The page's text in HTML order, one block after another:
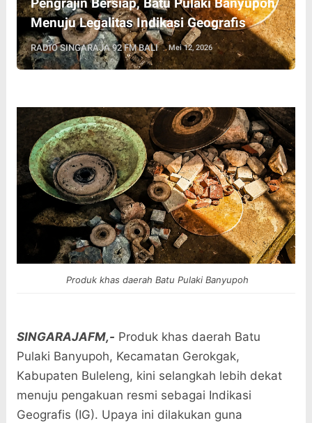
Menuju Legalitas Indikasi Geografis
RADIO SINGARAJA 92 FM BALI Mei 12, 2026
Produk khas daerah Batu Pulaki Banyupoh
SINGARAJAFM,- Produk khas daerah Batu
Pulaki Banyupoh, Kecamatan Gerokgak,
Kabupaten Buleleng, kini selangkah lebih dekat
menuju pengakuan resmi sebagai Indikasi
Geografis (IG). Upaya ini dilakukan guna